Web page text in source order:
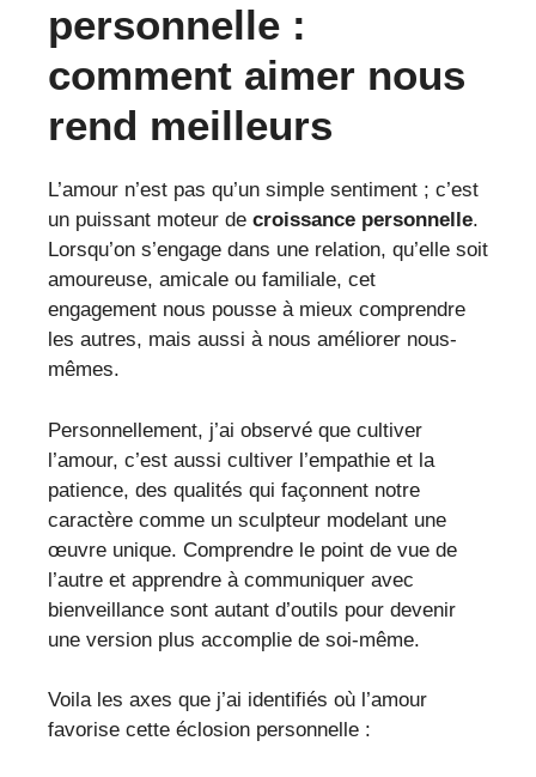
personnelle :
comment aimer nous
rend meilleurs
L’amour n’est pas qu’un simple sentiment ; c’est
un puissant moteur de croissance personnelle.
Lorsqu’on s’engage dans une relation, qu’elle soit
amoureuse, amicale ou familiale, cet
engagement nous pousse à mieux comprendre
les autres, mais aussi à nous améliorer nous-
mêmes.
Personnellement, j’ai observé que cultiver
l’amour, c’est aussi cultiver l’empathie et la
patience, des qualités qui façonnent notre
caractère comme un sculpteur modelant une
œuvre unique. Comprendre le point de vue de
l’autre et apprendre à communiquer avec
bienveillance sont autant d’outils pour devenir
une version plus accomplie de soi-même.
Voila les axes que j’ai identifiés où l’amour
favorise cette éclosion personnelle :